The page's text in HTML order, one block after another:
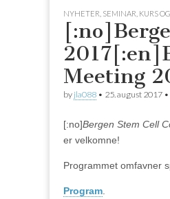
NYHETER SEMINAR, KURS
Meeting
by jla088 • 25. august 2017 •
[:no]Bergen Stem Cell
er velkomne!
Programmet omfavner
Program